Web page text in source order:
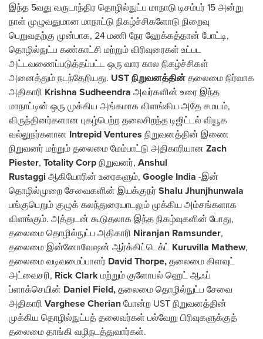
இந்த 5வது வருடாந்திர தொழில்நுட்ப மாநாடு டிசம்பர் 15 அன்று
நாள் முழுவதுமான மாநாட்டு நிகழ்ச்சிகளோடு நிறைவு
பெறுவதற்கு முன்பாக, 24 மணி நேர ஹேக்கத்தான் போட்டி,
தொழில்நுட்ப கண்காட்சி மற்றும் விரிவுரைகள் உட்பட
அட்டவணைப்படுத்தப்பட்ட ஒரு வார கால நிகழ்ச்சிகள்
அனைத்தும் நடந்தேறியது. USTநிறுவனத்தின்தலைமை நிர்வாக
அதிகாரி Krishna Sudheendra அவர்களின் உரை இந்த
மாநாட்டின் ஒரு முக்கிய அங்கமாக விளங்கிய அதே சமயம்,
விருந்தினர்களான புகழ்பெற்ற தலைசிறந்த டிஜிட்டல் வியூக
வல்லுநர்களான Intrepid Ventures நிறுவனத்தின் இணை
நிறுவனர் மற்றும் தலைமை மேம்பாட்டு அதிகாரியான Zach
Piester, Totality Corpநிறுவனர், Anshul
Rustaggi ஆகியோரின் உரைகளும், Google India -இன்
தொழில்முறை சேவைகளின் இயக்குநர்Shalu Jhunjhunwala
பங்குபெறும் குழுக் கலந்துரையாடலும் முக்கிய அம்சங்களாக
விளங்கும். அத்துடன் கூடுதலாக இந்த நிகழ்வுகளின் போது,
தலைமை தொழில்நுட்ப அதிகாரி Niranjan Ramsunder,
தலைமை இன்னோவேஷன் ஆர்க்கிட்டெக்ட் Kuruvilla Mathew,
தலைமை வடிவமைப்பாளர் David Thorpe,தலைமை கிளவுட்
அட்வைசரி, Rick Clarkமற்றும் குளோபல் ஹெட் ஆஃப்
ப்ளாக்செயின் Daniel Field,தலைமை தொழில்நுட்ப சேவை
அதிகாரி Varghese Cherianபோன்ற UST நிறுவனத்தின்
முக்கிய தொழில்நுட்பத் தலைவர்கள் பல்வேறு பிரிவுகளுக்குத்
தலைமை தாங்கி வழிநடத்துவார்கள்.